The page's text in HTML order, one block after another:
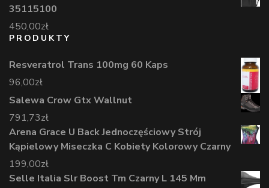
35115100
450,00zł
PRODUKTY
Resveratrol Trans 100mg 60 Kaps
96,00zł
Salewa Crow Gtx Wallnut
791,73zł
Arena Grace U Back Jednoczęściowy Strój
Kąpielowy Miseczka C Kobiety Kolorowy Czarny
199,00zł
Selle Italia Slr Boost Tm Czarny L 145 Mm